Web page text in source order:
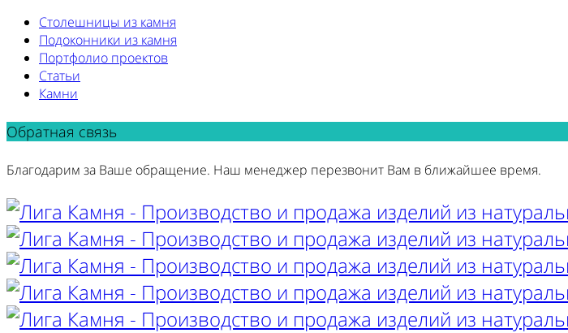
Столешницы из камня
Подоконники из камня
Портфолио проектов
Статьи
Камни
Обратная связь
Благодарим за Ваше обращение. Наш менеджер перезвонит Вам в ближайшее время.